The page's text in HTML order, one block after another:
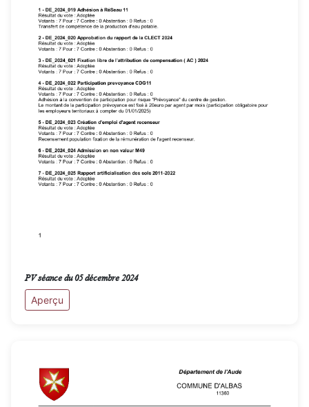
PV séance du 05 décembre 2024
Aperçu